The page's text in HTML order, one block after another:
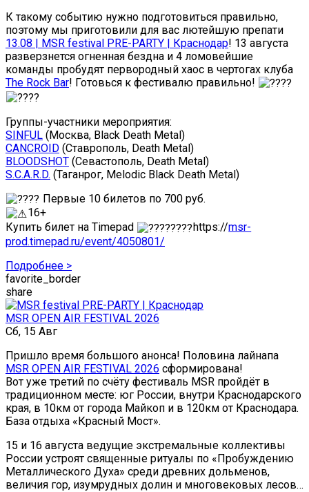
К такому событию нужно подготовиться правильно,
поэтому мы приготовили для вас лютейшую препати
13.08 | MSR festival PRE-PARTY | Краснодар! 13 августа
разверзнется огненная бездна и 4 ломовейшие
команды пробудят первородный хаос в чертогах клуба
The Rock Bar! Готовься к фестивалю правильно!
Группы-участники мероприятия:
SINFUL (Москва, Black Death Metal)
CANCROID (Ставрополь, Death Metal)
BLOODSHOT (Севастополь, Death Metal)
S.C.A.R.D. (Таганрог, Melodic Black Death Metal)
Первые 10 билетов по 700 руб.
16+
Купить билет на Timepad
https://msr-
prod.timepad.ru/event/4050801/
Подробнее >
favorite_border
share
MSR OPEN AIR FESTIVAL 2026
Сб, 15 Авг
Пришло время большого анонса! Половина лайнапа
MSR OPEN AIR FESTIVAL 2026 сформирована!
Вот уже третий по счёту фестиваль MSR пройдёт в
традиционном месте: юг России, внутри Краснодарского
края, в 10км от города Майкоп и в 120км от Краснодара.
База отдыха «Красный Мост».
15 и 16 августа ведущие экстремальные коллективы
России устроят священные ритуалы по «Пробуждению
Металлического Духа» среди древних дольменов,
величия гор, изумрудных долин и многовековых лесов…